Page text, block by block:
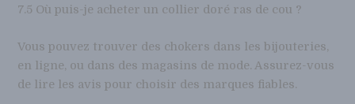
7.5 Où puis-je acheter un collier doré ras de cou ?
Vous pouvez trouver des chokers dans les bijouteries,
en ligne, ou dans des magasins de mode. Assurez-vous
de lire les avis pour choisir des marques fiables.